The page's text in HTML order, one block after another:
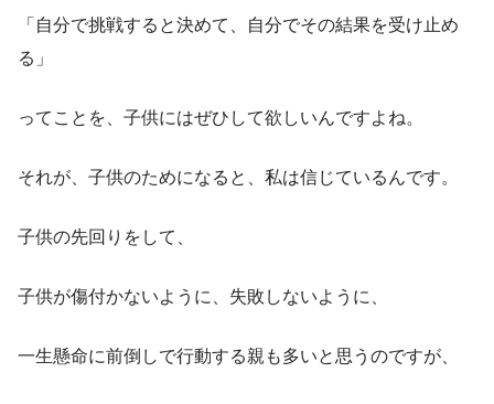
「自分で挑戦すると決めて、自分でその結果を受け止め
る」
ってことを、子供にはぜひして欲しいんですよね。
それが、子供のためになると、私は信じているんです。
子供の先回りをして、
子供が傷付かないように、失敗しないように、
一生懸命に前倒しで行動する親も多いと思うのですが、